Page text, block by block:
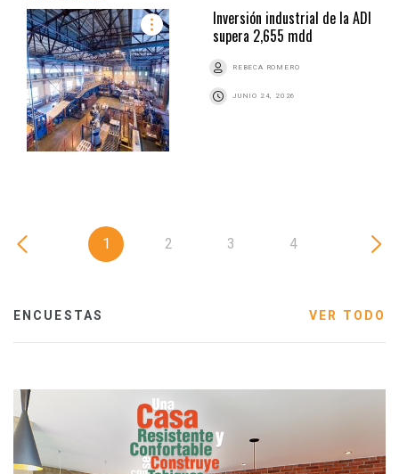
Inversión industrial de la ADI
supera 2,655 mdd
REBECA ROMERO
JUNIO 24, 2026
1 2 3 4
ENCUESTAS VER TODO